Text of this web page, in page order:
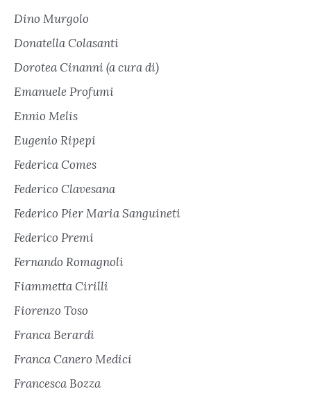
Dino Murgolo
Donatella Colasanti
Dorotea Cinanni (a cura di)
Emanuele Profumi
Ennio Melis
Eugenio Ripepi
Federica Comes
Federico Clavesana
Federico Pier Maria Sanguineti
Federico Premi
Fernando Romagnoli
Fiammetta Cirilli
Fiorenzo Toso
Franca Berardi
Franca Canero Medici
Francesca Bozza